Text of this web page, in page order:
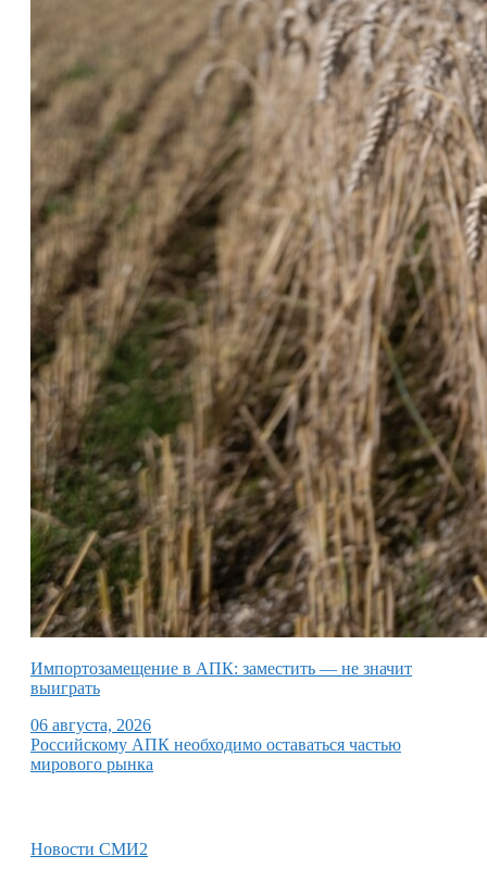
Импортозамещение в АПК: заместить — не значит
выиграть
06 августа, 2026
Российскому АПК необходимо оставаться частью
мирового рынка
Новости СМИ2